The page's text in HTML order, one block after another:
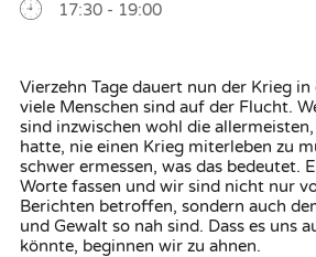
17:30 - 19:00
Vierzehn Tage dauert nun der Krieg
viele Menschen sind auf der Flucht.
sind inzwischen wohl die
hatte, nie einen Krieg miterleben zu
schwer ermessen, was das bedeutet.
Worte fassen und wir sind nicht nur
Berichten betroffen, sondern auch
und Gewalt so nah sind. Dass es uns
könnte, beginnen wir zu ahnen.